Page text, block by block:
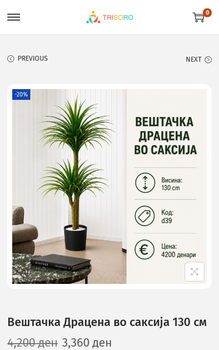
0
PREVIOUS NEXT
-20%
Вештачка Драцена во саксија 130 см
4,200ден 3,360 ден